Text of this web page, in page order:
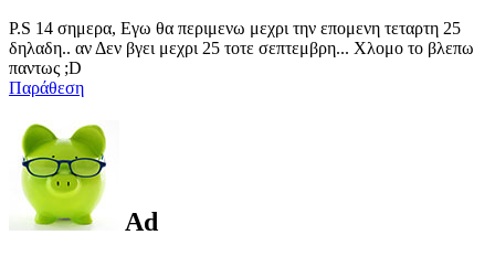
P.S 14 σημερα, Εγω θα περιμενω μεχρι την επομενη τεταρτη 25
δηλαδη.. αν Δεν βγει μεχρι 25 τοτε σεπτεμβρη... Χλομο το βλεπω
παντως ;D
Παράθεση
Ad